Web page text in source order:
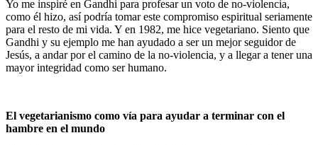
Yo me inspiré en Gandhi para profesar un voto de no-violencia,
como él hizo, así podría tomar este compromiso espiritual seriamente
para el resto de mi vida. Y en 1982, me hice vegetariano. Siento que
Gandhi y su ejemplo me han ayudado a ser un mejor seguidor de
Jesús, a andar por el camino de la no-violencia, y a llegar a tener una
mayor integridad como ser humano.
El vegetarianismo como vía para ayudar a terminar con el
hambre en el mundo